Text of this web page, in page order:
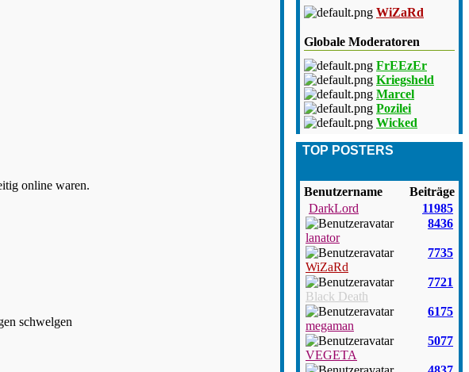
online waren.
schwelgen
WiZaRd
Globale Moderatoren
FrEEzEr
Kriegsheld
Marcel
Pozilei
Wicked
TOP POSTERS
Benutzername
Beiträge
DarkLord
11985
lanator
8436
WiZaRd
7735
Black Death
7721
megaman
6175
VEGETA
5077